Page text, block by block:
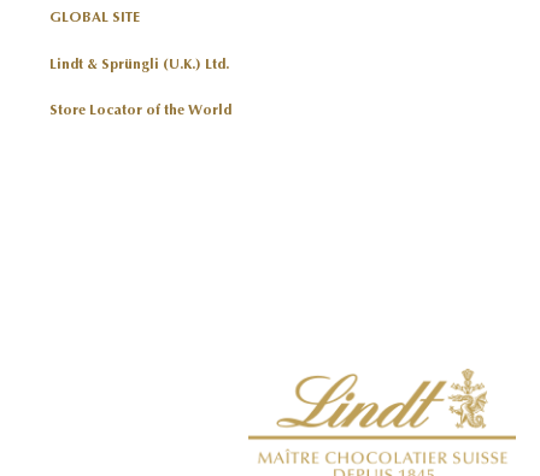
GLOBAL SITE
Lindt & Sprüngli (U.K.) Ltd.
Store Locator of the World